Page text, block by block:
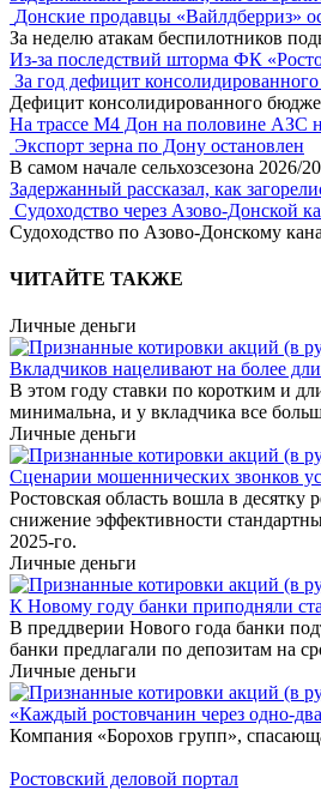
Донские продавцы «Вайлдберриз»
За неделю атакам беспилотников
Из-за последствий шторма ФК
За год дефицит
Дефицит консолидированного
На трассе М4 Дон на половине АЗС
Экспорт зерна по Дону остановлен
В самом начале сельхозсезона 2026/
Задержанный рассказал, как
Судоходство через Азово-Донской
Судоходство по Азово-Донскому
ЧИТАЙТЕ ТАКЖЕ
Личные деньги
Вкладчиков нацеливают на более
В этом году ставки по коротким и
минимальна, и у вкладчика все
Личные деньги
Сценарии мошеннических звонков
Ростовская область вошла в
снижение эффективности
2025-го.
Личные деньги
К Новому году банки приподняли
В преддверии Нового года банки
банки предлагали по депозитам на
Личные деньги
«Каждый ростовчанин через одно-
Компания «Борохов групп»,
Ростовский деловой портал